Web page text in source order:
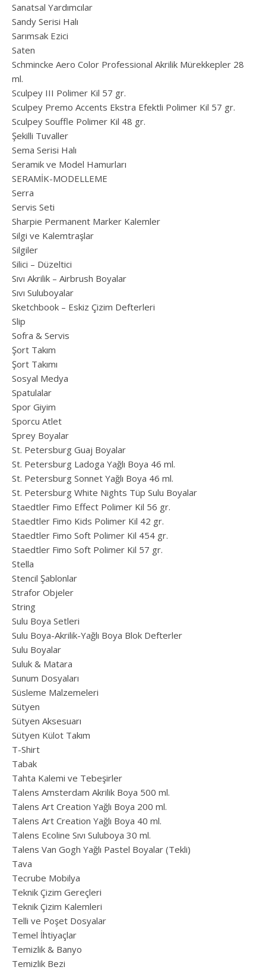
Sanatsal Yardımcılar
Sandy Serisi Halı
Sarımsak Ezici
Saten
Schmincke Aero Color Professional Akrilik Mürekkepler 28
ml.
Sculpey III Polimer Kil 57 gr.
Sculpey Premo Accents Ekstra Efektli Polimer Kil 57 gr.
Sculpey Souffle Polimer Kil 48 gr.
Şekilli Tuvaller
Sema Serisi Halı
Seramik ve Model Hamurları
SERAMİK-MODELLEME
Serra
Servis Seti
Sharpie Permanent Marker Kalemler
Silgi ve Kalemtraşlar
Silgiler
Silici – Düzeltici
Sıvı Akrilik – Airbrush Boyalar
Sıvı Suluboyalar
Sketchbook – Eskiz Çizim Defterleri
Slip
Sofra & Servis
Şort Takım
Şort Takımı
Sosyal Medya
Spatulalar
Spor Giyim
Sporcu Atlet
Sprey Boyalar
St. Petersburg Guaj Boyalar
St. Petersburg Ladoga Yağlı Boya 46 ml.
St. Petersburg Sonnet Yağlı Boya 46 ml.
St. Petersburg White Nights Tüp Sulu Boyalar
Staedtler Fimo Effect Polimer Kil 56 gr.
Staedtler Fimo Kids Polimer Kil 42 gr.
Staedtler Fimo Soft Polimer Kil 454 gr.
Staedtler Fimo Soft Polimer Kil 57 gr.
Stella
Stencil Şablonlar
Strafor Objeler
String
Sulu Boya Setleri
Sulu Boya-Akrilik-Yağlı Boya Blok Defterler
Sulu Boyalar
Suluk & Matara
Sunum Dosyaları
Süsleme Malzemeleri
Sütyen
Sütyen Aksesuarı
Sütyen Külot Takım
T-Shirt
Tabak
Tahta Kalemi ve Tebeşirler
Talens Amsterdam Akrilik Boya 500 ml.
Talens Art Creation Yağlı Boya 200 ml.
Talens Art Creation Yağlı Boya 40 ml.
Talens Ecoline Sıvı Suluboya 30 ml.
Talens Van Gogh Yağlı Pastel Boyalar (Tekli)
Tava
Tecrube Mobilya
Teknik Çizim Gereçleri
Teknik Çizim Kalemleri
Telli ve Poşet Dosyalar
Temel İhtiyaçlar
Temizlik & Banyo
Temizlik Bezi